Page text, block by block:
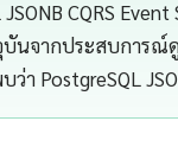
JSONB CQRS
บันจากประสบการณ์
า PostgreSQL